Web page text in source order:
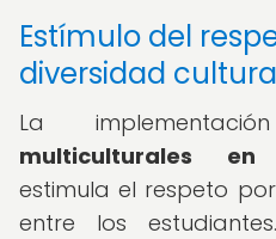
Estímulo del
diversidad
La
multiculturales en
estimula el respeto
entre los